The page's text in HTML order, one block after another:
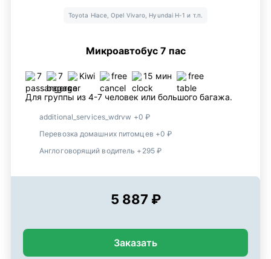
Toyota Hiace, Opel Vivaro, Hyundai H-1 и т.п.
Микроавтобус 7 пас
7 7 Kiwi free 15 мин free
Для группы из 4-7 человек или большого багажа.
additional_services_wdrvw +0 ₽
Перевозка домашних питомцев +0 ₽
Англоговорящий водитель +295 ₽
5 887 ₽
Заказать